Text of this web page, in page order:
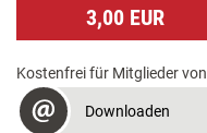
3,00 EUR
Kostenfrei für Mitglieder von
Downloaden